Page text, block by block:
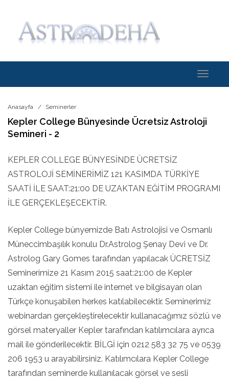
Toggle
Anasayfa Seminerler
Kepler College Bünyesinde Ücretsiz Astroloji
Semineri - 2
KEPLER COLLEGE BÜNYESİNDE ÜCRETSİZ
ASTROLOJİ SEMİNERİMİZ 121 KASIMDA TÜRKİYE
SAATİ İLE SAAT:21:00 DE UZAKTAN EĞİTİM PROGRAMI
İLE GERÇEKLEŞECEKTİR.
Kepler College​ bünyemizde Batı Astrolojisi ve Osmanlı
Müneccimbaşılık konulu Dr.Astrolog Şenay Devi ve Dr.
Astrolog Gary Gomes tarafından yapılacak ÜCRETSİZ
Seminerimize 21 Kasım 2015 saat:21:00 de Kepler
uzaktan eğitim sistemi ile internet ve bilgisayarı olan
Türkçe konuşabilen herkes katılabilecektir. Seminerimiz
webinardan gerçekleştirelecektir kullanacağımız sözlü ve
görsel materyaller Kepler tarafından katılımcılara ayrıca
mail ile gönderilecektir. BİLGİ için 0212 583 32 75 ve 0539
206 1953 u arayabilirsiniz. Katılımcılara Kepler College
tarafından seminerde kullanılacak görsel ve sesli